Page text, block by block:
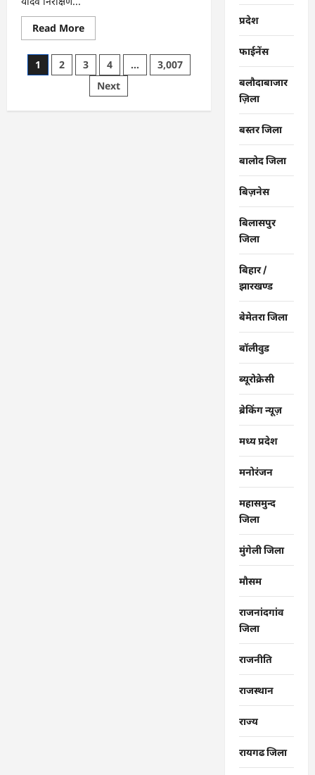
Read MoreRead
more
राजनांदगांव
:
महापौर
फिल्टर
Posts
1 2 3 4 …
3,007
Next
प्रदेश
फाईनेंस
बलौदाबाजार
ज़िला
बस्तर जिला
बालोद जिला
बिज़नेस
बिलासपुर
जिला
बिहार /
झारखण्ड
बेमेतरा जिला
बॉलीवुड
ब्यूरोक्रेसी
ब्रेकिंग न्यूज़
मध्य प्रदेश
मनोरंजन
महासमुन्द
जिला
मुंगेली जिला
मौसम
राजनांदगांव
जिला
राजनीति
राजस्थान
राज्‍य
रायगढ जिला